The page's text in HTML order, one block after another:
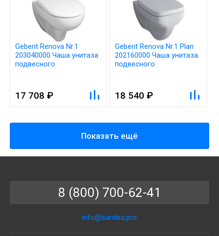
Geberit Renova Nr.1
203040000 Чаша унитаза
подвесного
17 708 ₽
Geberit Renova Nr.1 Plan
202160000 Чаша унитаза
подвесного
18 540 ₽
Показать ещё
8 (800) 700-62-41
info@santika.pro